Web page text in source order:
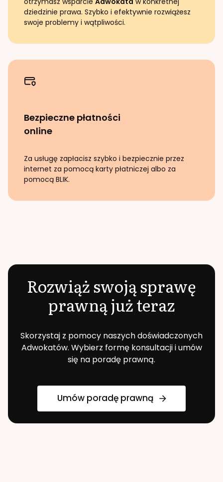
dziedzinie prawa. Szybko i efektywnie rozwiążesz
swoje problemy i wątpliwości.
Bezpieczne płatności
online
Za usługę zapłacisz szybko i bezpiecznie przez
internet za pomocą karty płatniczej albo za
pomocą BLIK.
Rozwiąż swoją sprawę
prawną już teraz
Skorzystaj z pomocy naszych doświadczonych
Adwokatów. Wybierz formę konsultacji i umów
się na poradę prawną.
Umów poradę prawną